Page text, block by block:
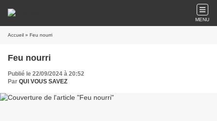
MENU
Accueil » Feu nourri
Feu nourri
Publié le 22/09/2024 à 20:52
Par QUI VOUS SAVEZ